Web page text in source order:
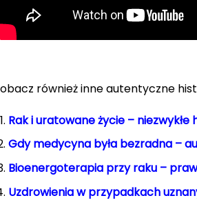
również inne autentyczne
Rak i uratowane życie –
Gdy medycyna była bezradna –
Bioenergoterapia przy raku –
Uzdrowienia w przypadkach